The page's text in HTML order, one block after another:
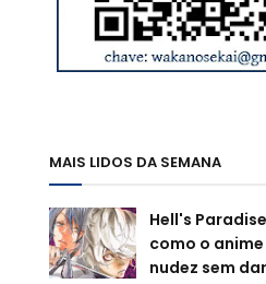
MAIS LIDOS DA SEMANA
Hell's
como o
nudez sem